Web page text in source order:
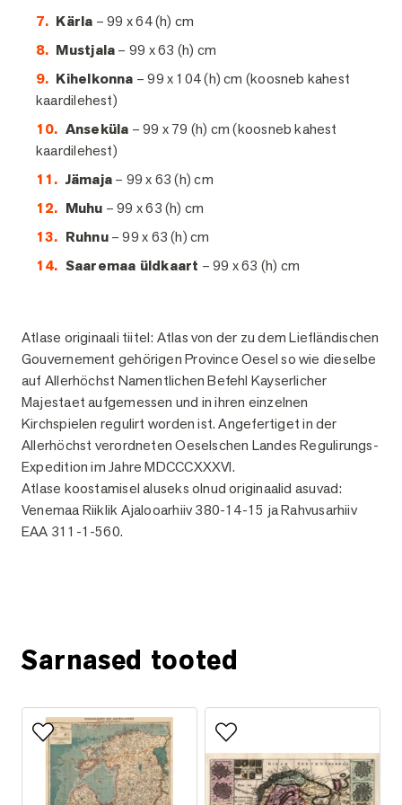
Kärla – 99 x 64 (h) cm
Mustjala– 99 x 63 (h) cm
Kihelkonna – 99 x 104 (h) cm (koosneb kahest
kaardilehest)
Anseküla – 99 x 79 (h) cm (koosneb kahest
kaardilehest)
Jämaja– 99 x 63 (h) cm
Muhu – 99 x 63 (h) cm
Ruhnu– 99 x 63 (h) cm
Saaremaa üldkaart – 99 x 63 (h) cm
Atlase originaali tiitel: Atlas von der zu dem Liefländischen
Gouvernement gehörigen Province Oesel so wie dieselbe
auf Allerhöchst Namentlichen Befehl Kayserlicher
Majestaet aufgemessen und in ihren einzelnen
Kirchspielen regulirt worden ist. Angefertiget in der
Allerhöchst verordneten Oeselschen Landes Regulirungs-
Expedition im Jahre MDCCCXXXVI.
Atlase koostamisel aluseks olnud originaalid asuvad:
Venemaa Riiklik Ajalooarhiiv 380-14-15 ja Rahvusarhiiv
EAA 311-1-560.
Sarnased tooted
Lisa lemmikutesse Lisa lemmikutesse